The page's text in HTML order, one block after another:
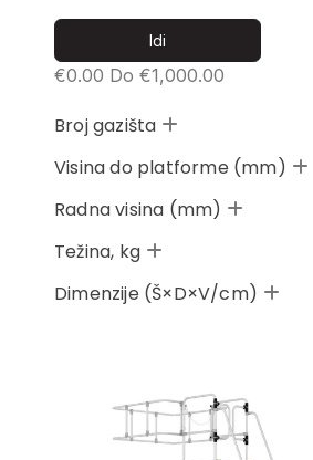
€0.00 Do €1,000.00
Broj gazišta
Visina do platforme (mm)
Radna visina (mm)
Težina, kg
Dimenzije (Š×D×V/cm)